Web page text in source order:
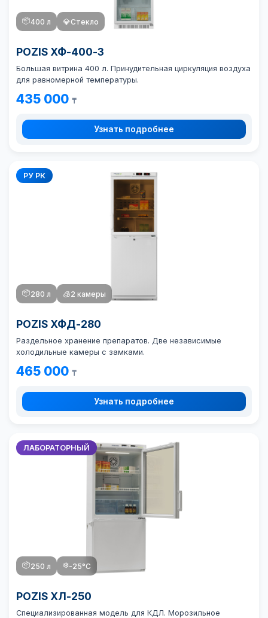
📦400 л 💎Стекло
POZIS ХФ-400-3
Большая витрина 400 л. Принудительная циркуляция воздуха
для равномерной температуры.
435 000 ₸
Узнать подробнее
РУ РК
📦280 л 🧊2 камеры
POZIS ХФД-280
Раздельное хранение препаратов. Две независимые
холодильные камеры с замками.
465 000 ₸
Узнать подробнее
ЛАБОРАТОРНЫЙ
📦250 л ❄️-25°C
POZIS ХЛ-250
Специализированная модель для КДЛ. Морозильное